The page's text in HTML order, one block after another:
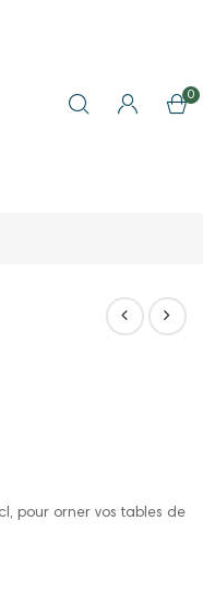
0
pour orner vos tables de